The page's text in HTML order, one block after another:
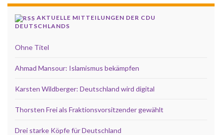
AKTUELLE MITTEILUNGEN DER CDU
DEUTSCHLANDS
Ohne Titel
Ahmad Mansour: Islamismus bekämpfen
Karsten Wildberger: Deutschland wird digital
Thorsten Frei als Fraktionsvorsitzender gewählt
Drei starke Köpfe für Deutschland